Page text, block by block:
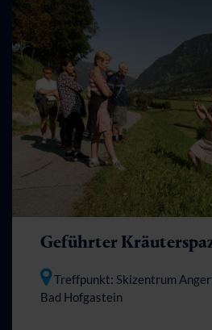
Geführter
Treffpunkt: Skizentrum
Bad Hofgastein